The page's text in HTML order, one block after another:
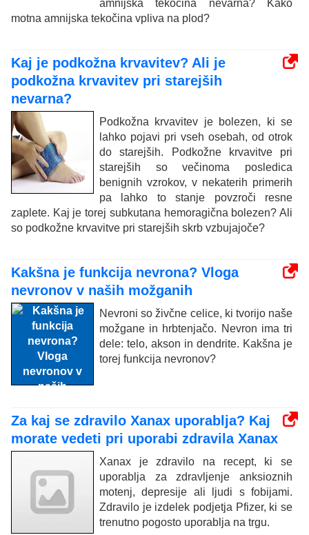
amnijska tekočina nevarna? Kako
motna amnijska tekočina vpliva na plod?
Kaj je podkožna krvavitev? Ali je
podkožna krvavitev pri starejših
nevarna?
Podkožna krvavitev je bolezen, ki se
lahko pojavi pri vseh osebah, od otrok
do starejših. Podkožne krvavitve pri
starejših so večinoma posledica
benignih vzrokov, v nekaterih primerih
pa lahko to stanje povzroči resne
zaplete. Kaj je torej subkutana hemoragična bolezen? Ali
so podkožne krvavitve pri starejših skrb vzbujajoče?
Kakšna je funkcija nevrona? Vloga
nevronov v naših možganih
Nevroni so živčne celice, ki tvorijo naše
možgane in hrbtenjačo. Nevron ima tri
dele: telo, akson in dendrite. Kakšna je
torej funkcija nevronov?
Za kaj se zdravilo Xanax uporablja? Kaj
morate vedeti pri uporabi zdravila Xanax
Xanax je zdravilo na recept, ki se
uporablja za zdravljenje anksioznih
motenj, depresije ali ljudi s fobijami.
Zdravilo je izdelek podjetja Pfizer, ki se
trenutno pogosto uporablja na trgu.